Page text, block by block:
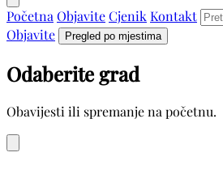
Početna ObjaviteCjenik Kontakt
Objavite
Pregled po mjestima
Odaberite grad
Obavijesti ili spremanje na početnu.